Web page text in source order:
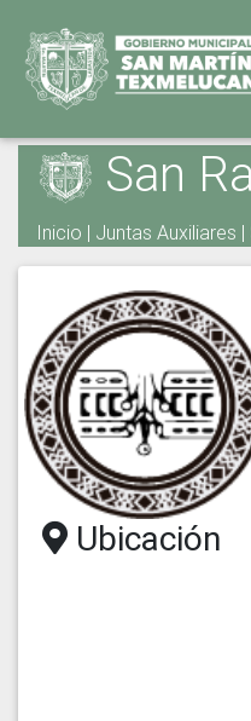
San
Inicio | Juntas Auxiliares |
Ubicación